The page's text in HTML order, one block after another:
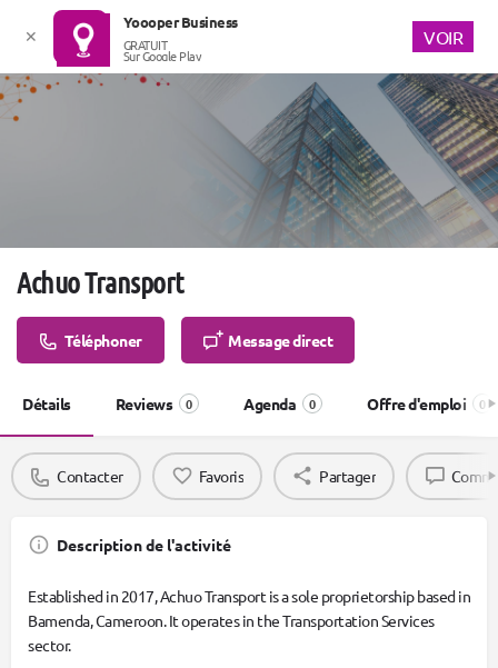
Achuo Transport
Téléphoner Message direct
Détails Reviews 0 Agenda 0 Offre d'emploi 0
Contacter Favoris Partager
Description de l'activité
Established in 2017, Achuo Transport is a sole proprietorship based in
Bamenda, Cameroon. It operates in the Transportation Services
sector.
✕
Yoooper Business
GRATUIT
Sur Google Play
VOIR